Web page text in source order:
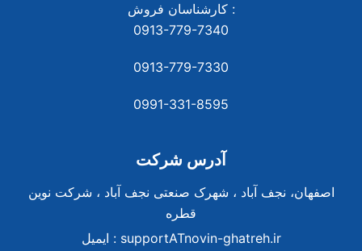
کارشناسان فروش :
0913-779-7340
0913-779-7330
0991-331-8595
آدرس شرکت
اصفهان، نجف آباد ، شهرک صنعتی نجف آباد ، شرکت نوین
قطره
ایمیل : supportATnovin-ghatreh.ir